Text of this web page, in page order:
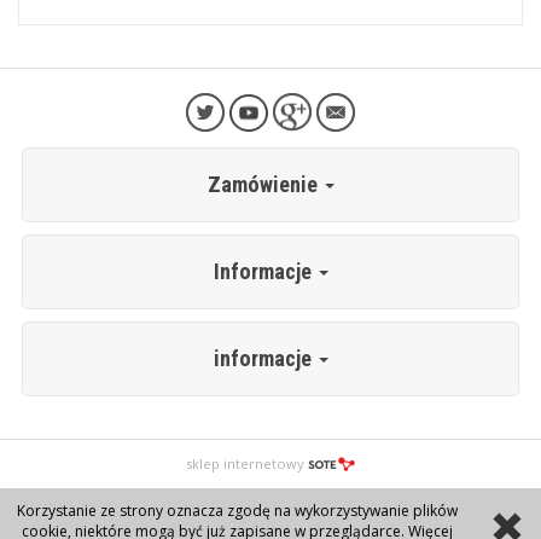
Zamówienie
Informacje
informacje
sklep internetowy
Korzystanie ze strony oznacza zgodę na wykorzystywanie plików
cookie, niektóre mogą być już zapisane w przeglądarce. Więcej